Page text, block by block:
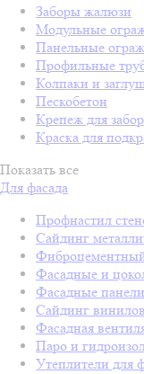
Заборы жалюзи
Модульные
Панельные
Профильные
Колпаки и
Пескобетон
Крепеж для
Краска для
Показать все
Для фасада
Профнастил
Сайдинг
Фасадные и
Фасадные
Сайдинг
Фасадная
Паро и
Утеплители для